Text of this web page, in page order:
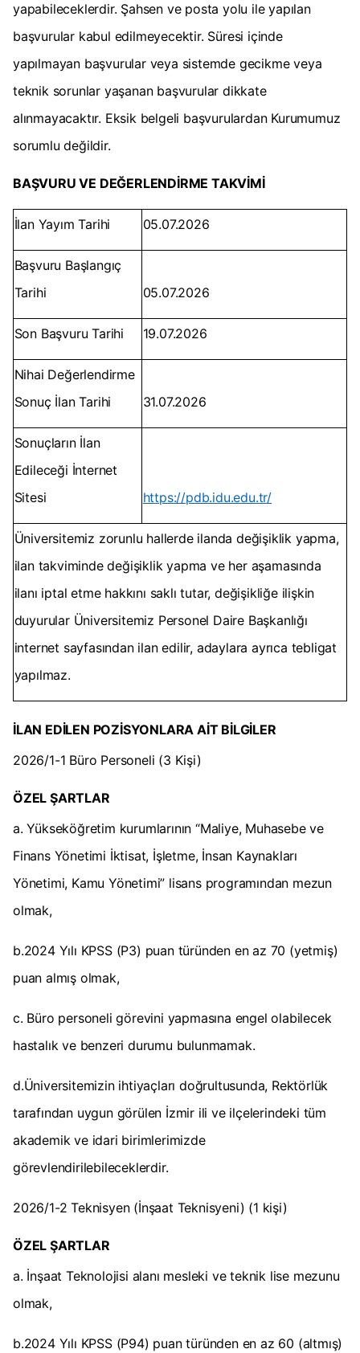
yapabileceklerdir. Şahsen ve posta yolu ile yapılan
başvurular kabul edilmeyecektir. Süresi içinde
yapılmayan başvurular veya sistemde gecikme veya
teknik sorunlar yaşanan başvurular dikkate
alınmayacaktır. Eksik belgeli başvurulardan Kurumumuz
sorumlu değildir.
BAŞVURU VE DEĞERLENDİRME TAKVİMİ
İlan Yayım Tarihi 05.07.2026
Başvuru Başlangıç
Tarihi
05.07.2026
Son Başvuru Tarihi 19.07.2026
Nihai Değerlendirme
Sonuç İlan Tarihi
31.07.2026
Sonuçların İlan
Edileceği İnternet
Sitesi
https://pdb.idu.edu.tr/
Üniversitemiz zorunlu hallerde ilanda değişiklik yapma,
ilan takviminde değişiklik yapma ve her aşamasında
ilanı iptal etme hakkını saklı tutar, değişikliğe ilişkin
duyurular Üniversitemiz Personel Daire Başkanlığı
internet sayfasından ilan edilir, adaylara ayrıca tebligat
yapılmaz.
İLAN EDİLEN POZİSYONLARA AİT BİLGİLER
2026/1-1 Büro Personeli (3 Kişi)
ÖZEL ŞARTLAR
a. Yükseköğretim kurumlarının “Maliye, Muhasebe ve
Finans Yönetimi İktisat, İşletme, İnsan Kaynakları
Yönetimi, Kamu Yönetimi” lisans programından mezun
olmak,
b.2024 Yılı KPSS (P3) puan türünden en az 70 (yetmiş)
puan almış olmak,
c. Büro personeli görevini yapmasına engel olabilecek
hastalık ve benzeri durumu bulunmamak.
d.Üniversitemizin ihtiyaçları doğrultusunda, Rektörlük
tarafından uygun görülen İzmir ili ve ilçelerindeki tüm
akademik ve idari birimlerimizde
görevlendirilebileceklerdir.
2026/1-2 Teknisyen (İnşaat Teknisyeni) (1 kişi)
ÖZEL ŞARTLAR
a. İnşaat Teknolojisi alanı mesleki ve teknik lise mezunu
olmak,
b.2024 Yılı KPSS (P94) puan türünden en az 60 (altmış)